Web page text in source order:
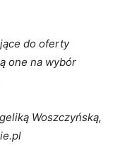
do oferty
one na wybór
Woszczyńską,